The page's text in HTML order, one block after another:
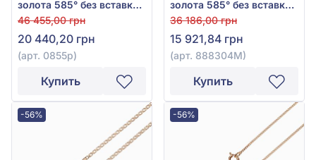
золота 585° без вставки,
арт. 0855р
46 455,00 грн
20 440,20 грн
(арт. 0855р)
Купить
золота 585° без вставки,
арт. 888304М
36 186,00 грн
15 921,84 грн
(арт. 888304М)
Купить
-56% -56%